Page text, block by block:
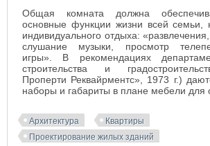
Общая комната должна
основные функции жизни всей семьи,
индивидуального отдыха: «развлечения,
слушание музыки, просмотр
игры». В рекомендациях
строительства и
Проперти Реквайрментс», 1973 г.)
наборы и габариты в плане мебели для
Архитектура
Квартиры
Проектирование жилых зданий